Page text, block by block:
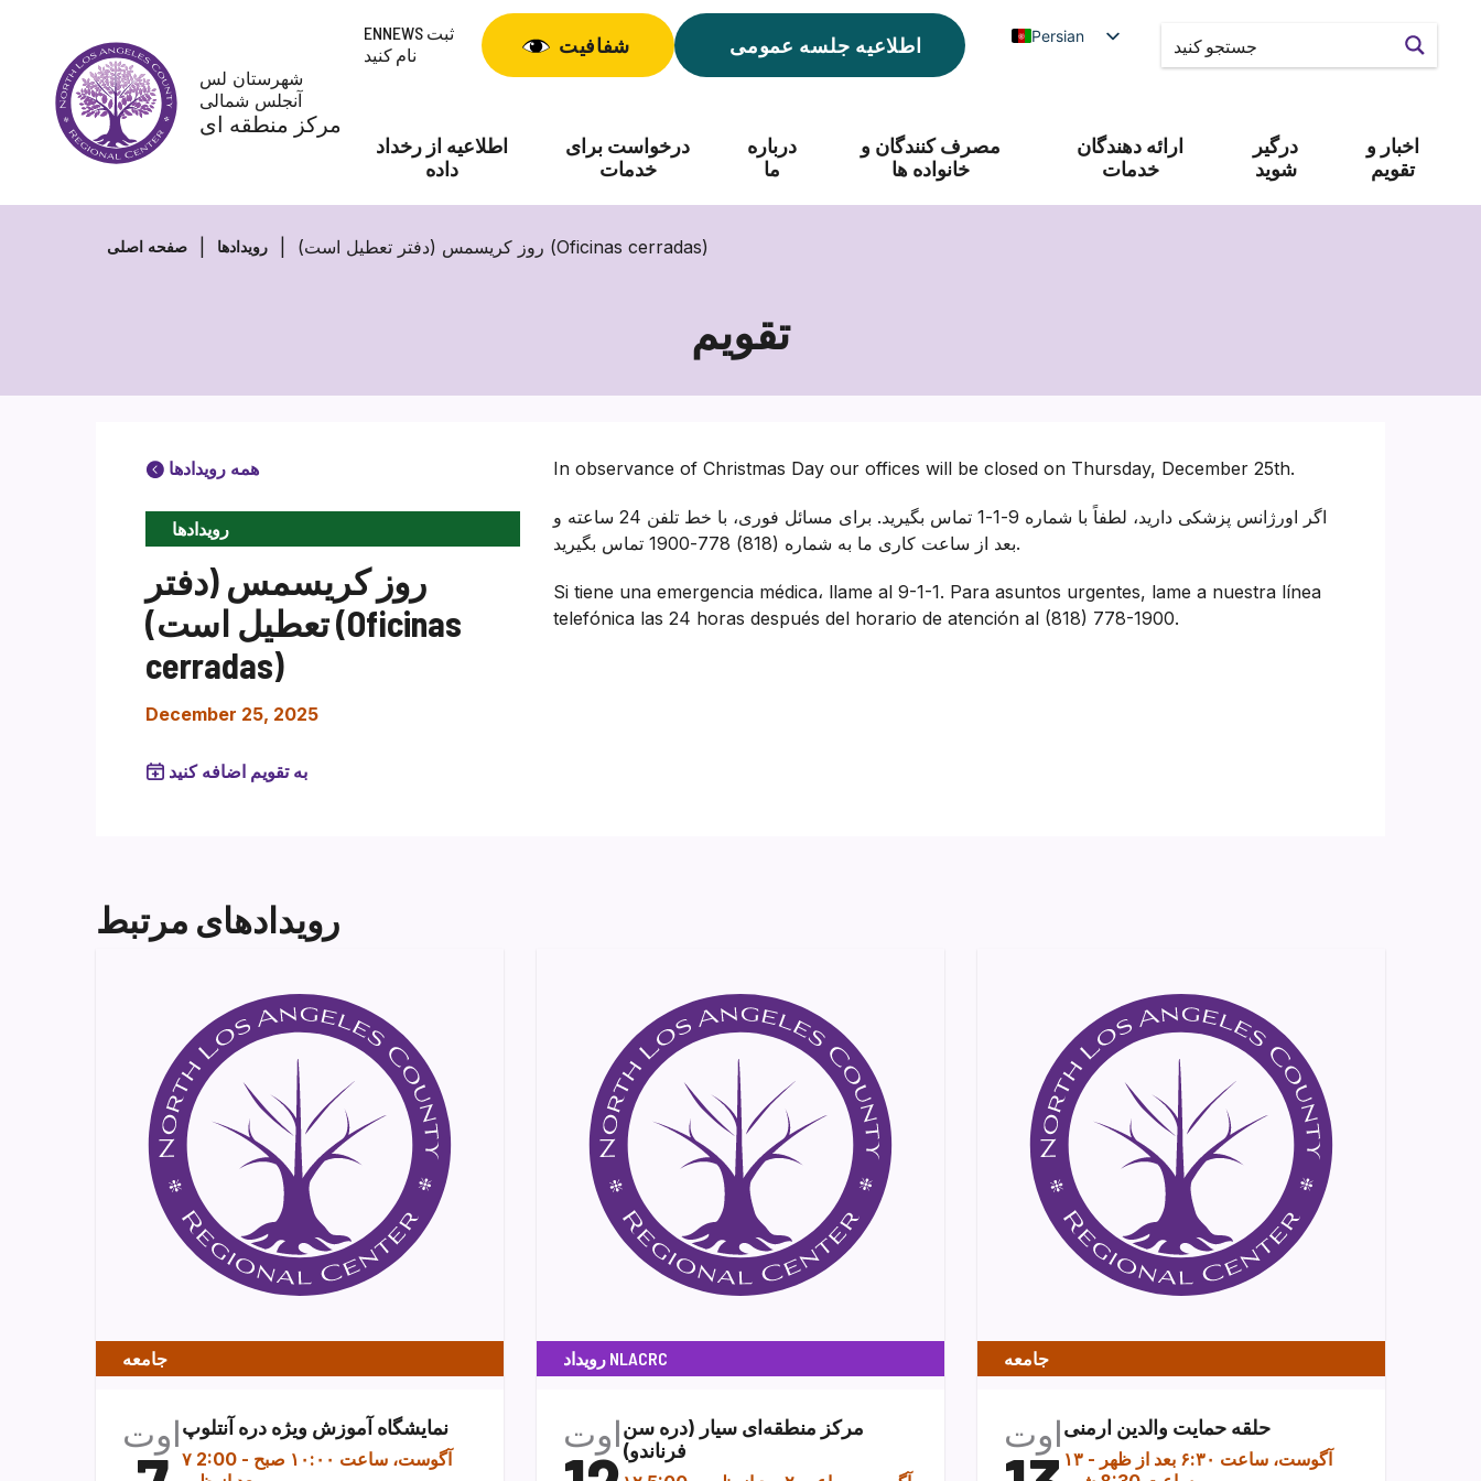
شهرستان لس
آنجلس شمالی
مرکز منطقه ای
ENNEWS ثبت
نام کنید
شفافیت اطلاعیه جلسه عمومی Persian
اطلاعیه از رخداد
داده
درخواست برای
خدمات
درباره
ما
مصرف کنندگان و
خانواده ها
ارائه دهندگان
خدمات
درگیر
شوید
اخبار و
تقویم
صفحه اصلی رویدادها روز کریسمس (دفتر تعطیل است) (Oficinas cerradas)
تقویم
همه رویدادها
رویدادها
روز کریسمس (دفتر
تعطیل است) (Oficinas
cerradas)
December 25, 2025
به تقویم اضافه کنید
In observance of Christmas Day our offices will be closed on Thursday, December 25th.
اگر اورژانس پزشکی دارید، لطفاً با شماره 9-1-1 تماس بگیرید. برای مسائل فوری، با خط تلفن 24 ساعته و
بعد از ساعت کاری ما به شماره (818) 778-1900 تماس بگیرید.
Si tiene una emergencia médica، llame al 9-1-1. Para asuntos urgentes, lame a nuestra línea
telefónica las 24 horas después del horario de atención al (818) 778-1900.
رویدادهای مرتبط
جامعه
اوتنمایشگاه آموزش ویژه دره آنتلوپ
۷ آگوست، ساعت ۱۰:۰۰ صبح -
2:00
رویداد NLACRC
اوتمرکز منطقه‌ای سیار (دره سن
فرناندو)
جامعه
اوتحلقه حمایت والدین ارمنی
۱۳ آگوست، ساعت ۶:۳۰ بعد از ظهر
-